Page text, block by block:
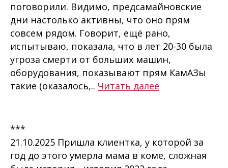
поговорили. Видимо, предсамайновские
дни настолько активны, что оно прям
совсем рядом. Говорит, ещё рано,
испытываю, показала, что в лет 20-30 была
угроза смерти от больших машин,
оборудования, показывают прям КамАЗы
такие (оказалось,.. Читать далее
***
21.10.2025 Пришла клиентка, у которой за
год до этого умерла мама в коме, сложная